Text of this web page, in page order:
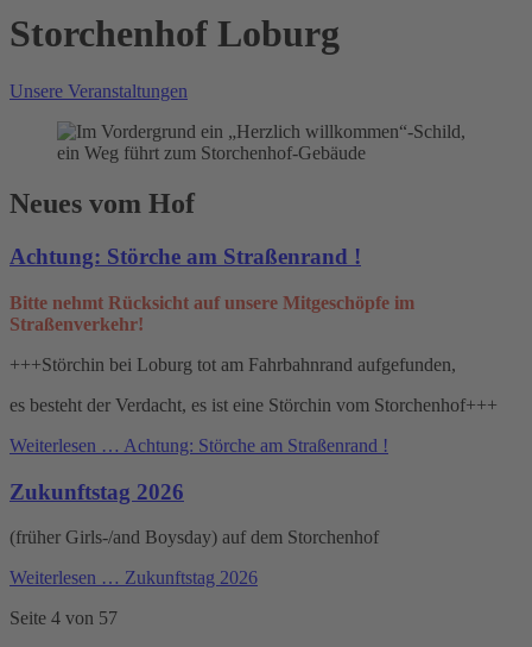
Storchenhof Loburg
Unsere Veranstaltungen
Neues vom Hof
Achtung: Störche am Straßenrand !
Bitte nehmt Rücksicht auf unsere Mitgeschöpfe im
Straßenverkehr!
+++Störchin bei Loburg tot am Fahrbahnrand aufgefunden,
es besteht der Verdacht, es ist eine Störchin vom Storchenhof+++
Weiterlesen … Achtung: Störche am Straßenrand !
Zukunftstag 2026
(früher Girls-/and Boysday) auf dem Storchenhof
Weiterlesen … Zukunftstag 2026
Seite 4 von 57